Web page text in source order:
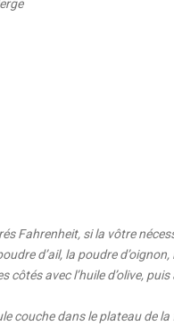
Fahrenheit, si la vôtre
d’ail, la poudre
côtés avec l’huile d’olive,
couche dans le plateau de